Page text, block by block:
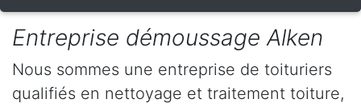
Entreprise démoussage Alken
Nous sommes une entreprise de toituriers
qualifiés en nettoyage et traitement toiture,